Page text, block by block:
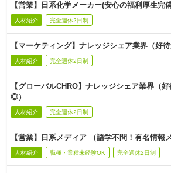
【営業】日系化学メーカー(安心の福利厚生完
人材紹介 完全週休2日制
【マーケティング】ナレッジシェア業界（好
人材紹介 完全週休2日制
【グローバルCHRO】ナレッジシェア業界（
◎）
人材紹介 完全週休2日制
【営業】日系メディア （語学不問！有名情報
人材紹介 職種・業種未経験OK 完全週休2日制